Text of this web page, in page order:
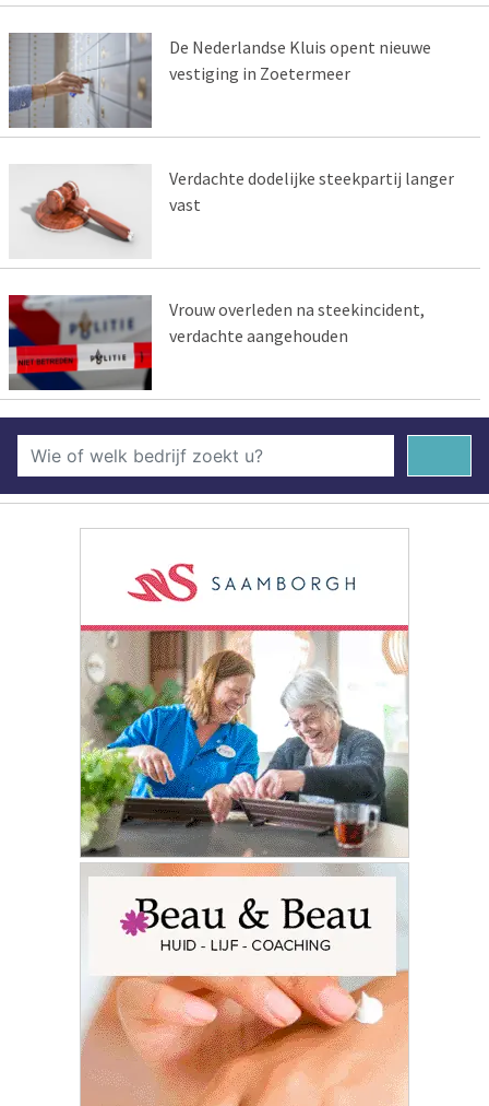
De Nederlandse Kluis opent nieuwe
vestiging in Zoetermeer
Verdachte dodelijke steekpartij langer
vast
Vrouw overleden na steekincident,
verdachte aangehouden